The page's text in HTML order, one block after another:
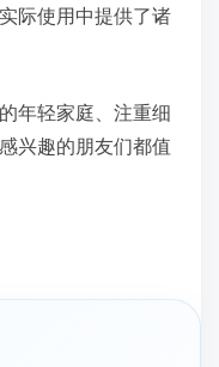
际使用中提供了诸
年轻家庭、注重细
兴趣的朋友们都值